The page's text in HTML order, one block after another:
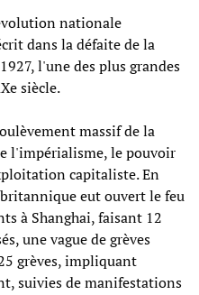
nationale
dans la défaite de la
l'une des plus grandes
siècle.
massif de la
l'impérialisme, le pouvoir
capitaliste. En
eut ouvert le feu
à Shanghai, faisant 12
une vague de grèves
grèves, impliquant
suivies de manifestations